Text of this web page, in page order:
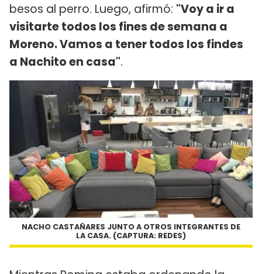
besos al perro. Luego, afirmó: "Voy a ir a
visitarte todos los fines de semana a
Moreno. Vamos a tener todos los findes
a Nachito en casa".
NACHO CASTAÑARES JUNTO A OTROS INTEGRANTES DE
LA CASA. (CAPTURA: REDES)